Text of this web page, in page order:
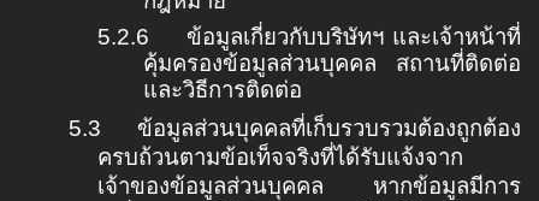
5.2.6
ข้อมูลเกี่ยวกับบริษัทฯ และเจ้าหน้าที่
คุ้มครองข้อมูลส่วนบุคคล สถานที่ติดต่อ
และวิธีการติดต่อ
5.3
ข้อมูลส่วนบุคคลที่เก็บรวบรวมต้องถูกต้อง
ครบถ้วนตามข้อเท็จจริงที่ได้รับแจ้งจาก
เจ้าของข้อมูลส่วนบุคคล หากข้อมูลมีการ